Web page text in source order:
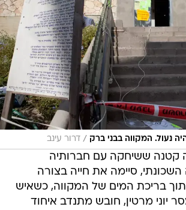
נעול. המקווה בבני ברק / דרור עינב
קטנה ששיחקה עם חברותיה
השכונתי, סיימה את חייה בצורה
בריכת המים של המקווה, כשאיש
יוני מרטין, חובש מתנדב איחוד